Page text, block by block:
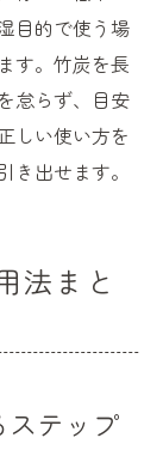
目的で使う場
す。竹炭を長
怠らず、目安
しい使い方を
出せます。
法まと
ステップ